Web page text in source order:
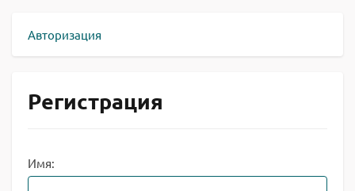
Авторизация
Регистрация
Имя: